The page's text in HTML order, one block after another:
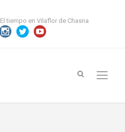
El tiempo en Vilaflor de Chasna